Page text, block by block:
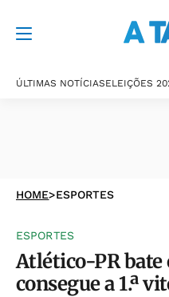
ÚLTIMAS NOTÍCIASELEIÇÕES
HOME>ESPORTES
ESPORTES
Atlético-PR bate
consegue a 1.ª